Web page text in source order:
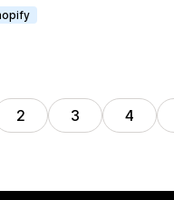
2 3 4